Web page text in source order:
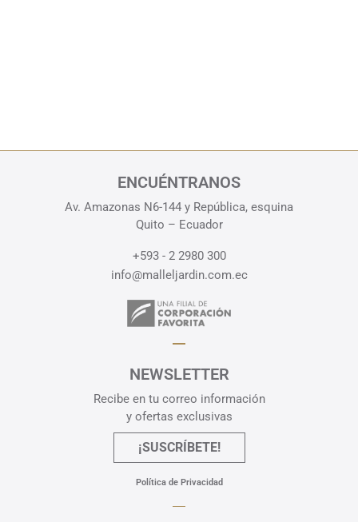
ENCUÉNTRANOS
Av. Amazonas N6-144 y República, esquina
Quito – Ecuador
+593 - 2 2980 300
info@malleljardin.com.ec
NEWSLETTER
Recibe en tu correo información
y ofertas exclusivas
¡SUSCRÍBETE!
Política de Privacidad